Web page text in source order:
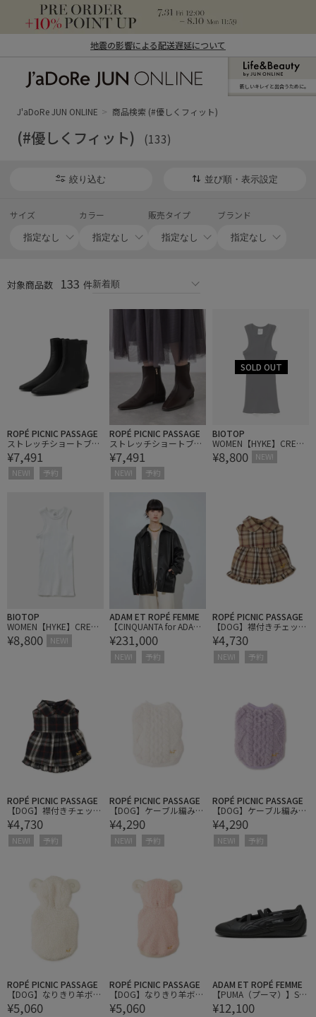
地震の影響による配送遅延について
ン オンライン）
新しいキレイと出合うために。
J'aDoRe JUN ONLINE 商品検索 (#優しくフィット)
(#優しくフィット) (133)
絞り込む 並び順・表示設定
サイズ カラー 販売タイプ ブランド
対象商品数 133 件
ROPÉ PICNIC PASSAGE
ストレッチショートブー
ツ
¥7,491
NEW! 予約
ROPÉ PICNIC PASSAGE
ストレッチショートブー
ツ
¥7,491
NEW! 予約
BIOTOP
WOMEN【HYKE】CREW
NECK TANK TOP
¥8,800 NEW!
BIOTOP
WOMEN【HYKE】CREW
NECK TANK TOP
¥8,800 NEW!
ADAM ET ROPÉ FEMME
【CINQUANTA for ADAM
ET ROPE'】別注 Leather
Car Coat
¥231,000
NEW! 予約
ROPÉ PICNIC PASSAGE
【DOG】襟付きチェック
ワンピース
¥4,730
NEW! 予約
ROPÉ PICNIC PASSAGE
【DOG】襟付きチェック
ワンピース
¥4,730
NEW! 予約
ROPÉ PICNIC PASSAGE
【DOG】ケーブル編みボ
アウエア
¥4,290
NEW! 予約
ROPÉ PICNIC PASSAGE
【DOG】ケーブル編みボ
アウエア
¥4,290
NEW! 予約
ROPÉ PICNIC PASSAGE
【DOG】なりきり羊ボア
ウェア
¥5,060
ROPÉ PICNIC PASSAGE
【DOG】なりきり羊ボア
ウェア
¥5,060
ADAM ET ROPÉ FEMME
【PUMA（プーマ）】SP
EEDCAT BALLET LTHR W
¥12,100